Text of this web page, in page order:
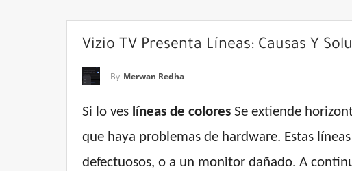
Vizio TV Presenta Líneas: Causas Y
By Merwan Redha
Si lo ves líneas de colores Se extiende
que haya problemas de hardware. Estas
defectuosos, o a un monitor dañado. A